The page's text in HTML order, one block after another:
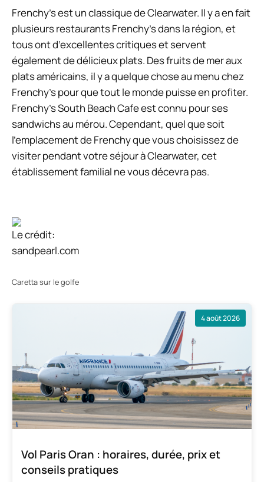
Frenchy’s est un classique de Clearwater. Il y a en fait
plusieurs restaurants Frenchy’s dans la région, et
tous ont d’excellentes critiques et servent
également de délicieux plats. Des fruits de mer aux
plats américains, il y a quelque chose au menu chez
Frenchy’s pour que tout le monde puisse en profiter.
Frenchy’s South Beach Cafe est connu pour ses
sandwichs au mérou. Cependant, quel que soit
l’emplacement de Frenchy que vous choisissez de
visiter pendant votre séjour à Clearwater, cet
établissement familial ne vous décevra pas.
Le crédit:
sandpearl.com
Caretta sur le golfe
4 août 2026
Vol Paris Oran : horaires, durée, prix et
conseils pratiques